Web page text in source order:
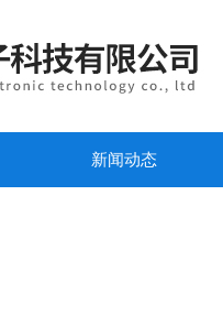
新闻动态